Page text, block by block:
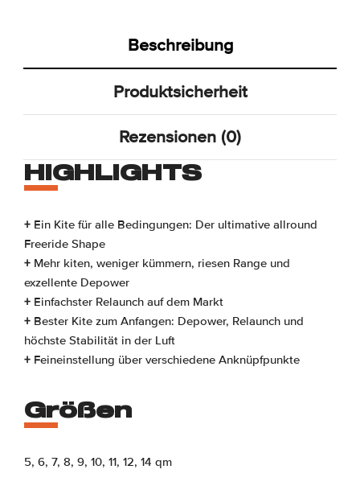
Beschreibung
Produktsicherheit
Rezensionen (0)
HIGHLIGHTS
+ Ein Kite für alle Bedingungen: Der ultimative allround
Freeride Shape
+ Mehr kiten, weniger kümmern, riesen Range und
exzellente Depower
+ Einfachster Relaunch auf dem Markt
+ Bester Kite zum Anfangen: Depower, Relaunch und
höchste Stabilität in der Luft
+ Feineinstellung über verschiedene Anknüpfpunkte
Größen
5, 6, 7, 8, 9, 10, 11, 12, 14 qm